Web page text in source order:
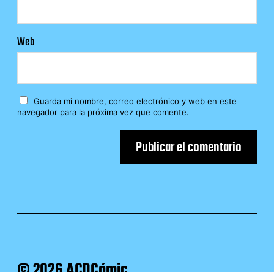
Web
Guarda mi nombre, correo electrónico y web en este
navegador para la próxima vez que comente.